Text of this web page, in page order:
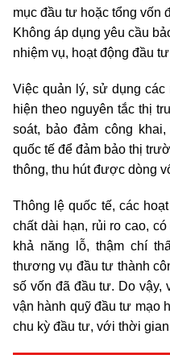
mục đầu tư hoặc tổng vốn
Không áp dụng yêu cầu
nhiệm vụ, hoạt động đầu
Việc quản lý, sử dụng
hiện theo nguyên tắc thị
soát, bảo đảm công
quốc tế để đảm bảo thị
thông, thu hút được dòng
Thông lệ quốc tế, các
chất dài hạn, rủi ro cao,
khả năng lỗ, thậm chí
thương vụ đầu tư thành
số vốn đã đầu tư. Do vậy,
vận hành quỹ đầu tư mạo
chu kỳ đầu tư, với thời